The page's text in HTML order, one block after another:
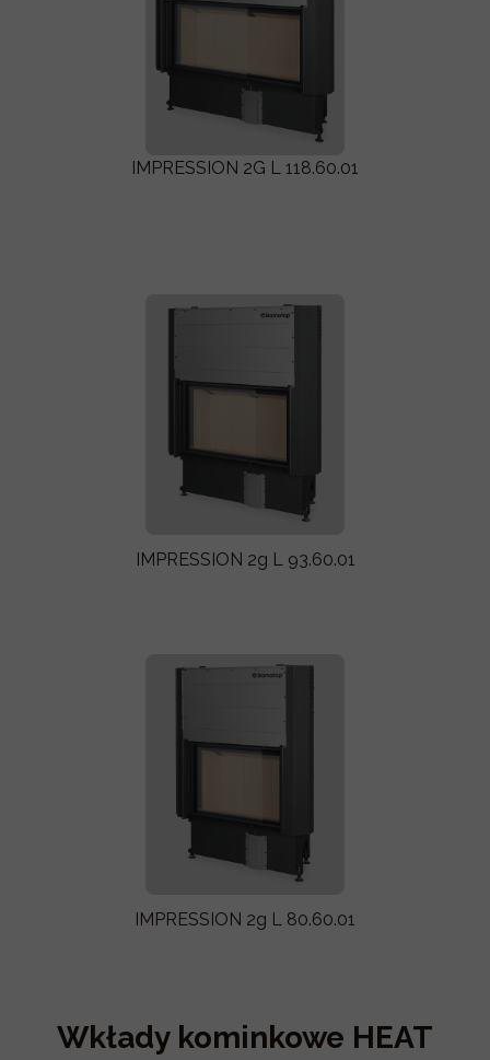
IMPRESSION 2g L 93.60.01
IMPRESSION 2g L 80.60.01
IMPRESSION 2G L 118.60.01
Wkłady kominkowe HEAT